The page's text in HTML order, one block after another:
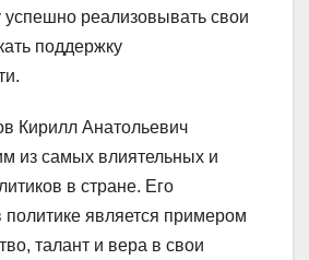
успешно реализовывать свои
поддержку
Кирилл Анатольевич
из самых влиятельных и
в стране. Его
политике является примером
талант и вера в свои